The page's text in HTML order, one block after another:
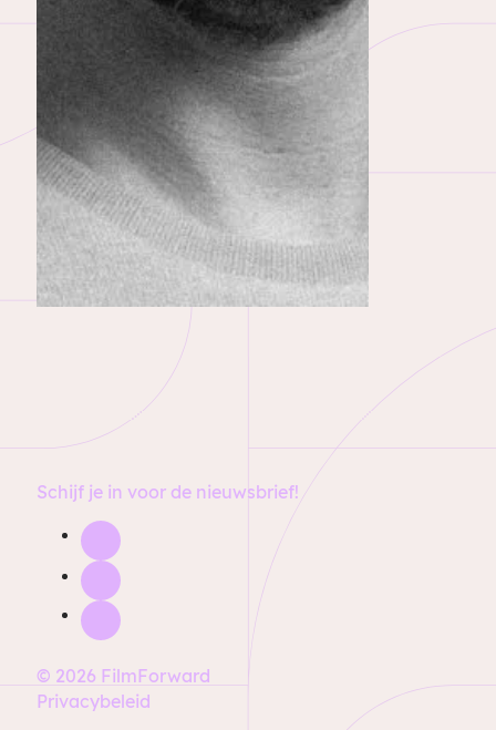
Schijf je in voor de nieuwsbrief!
© 2026 FilmForward
Privacybeleid